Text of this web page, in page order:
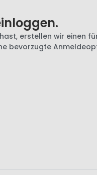
erstellen wir einen
bevorzugte